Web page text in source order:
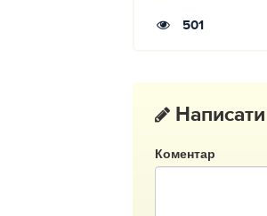
501
Коментар